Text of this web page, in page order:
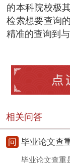
的本科院校极
检索想要查询
精准的查询到
相关问答
问 毕业论文查
毕业论文查重